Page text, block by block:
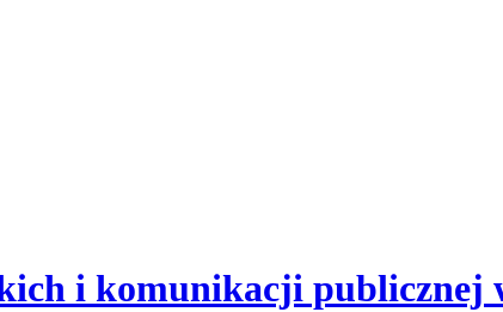
i komunikacji publicznej